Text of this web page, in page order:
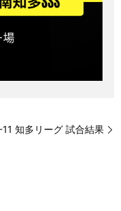
知多リーグ 試合結果